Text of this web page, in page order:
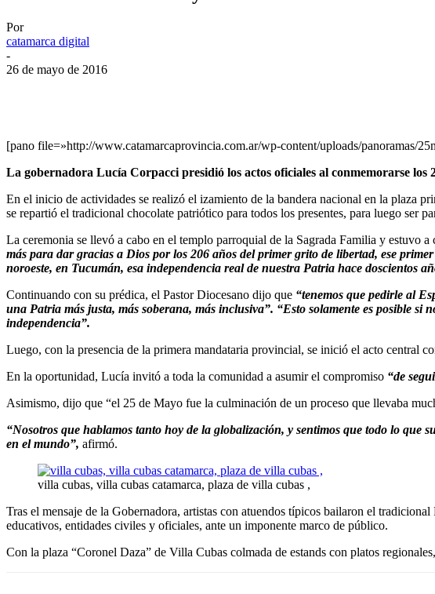
Por
catamarca digital
-
26 de mayo de 2016
[pano file=»http://www.catamarcaprovincia.com.ar/wp-content/uploads/panoramas/
La gobernadora Lucía Corpacci presidió los actos oficiales al conmemorarse
En el inicio de actividades se realizó el izamiento de la bandera nacional en la plaza
se repartió el tradicional chocolate patriótico para todos los presentes, para luego ser
La ceremonia se llevó a cabo en el templo parroquial de la Sagrada Familia y estuvo
más para dar gracias a Dios por los 206 años del primer grito de libertad, ese
noroeste, en Tucumán, esa independencia real de nuestra Patria hace doscientos
Continuando con su prédica, el Pastor Diocesano dijo que “tenemos que pedirle al
una Patria más justa, más soberana, más inclusiva”. “Esto solamente es posible si
independencia”.
Luego, con la presencia de la primera mandataria provincial, se inició el acto central
En la oportunidad, Lucía invitó a toda la comunidad a asumir el compromiso “de
Asimismo, dijo que “el 25 de Mayo fue la culminación de un proceso que llevaba
“Nosotros que hablamos tanto hoy de la globalización, y sentimos que todo lo que
en el mundo”, afirmó.
villa cubas, villa cubas catamarca, plaza de villa cubas ,
Tras el mensaje de la Gobernadora, artistas con atuendos típicos bailaron el
educativos, entidades civiles y oficiales, ante un imponente marco de público.
Con la plaza “Coronel Daza” de Villa Cubas colmada de estands con platos